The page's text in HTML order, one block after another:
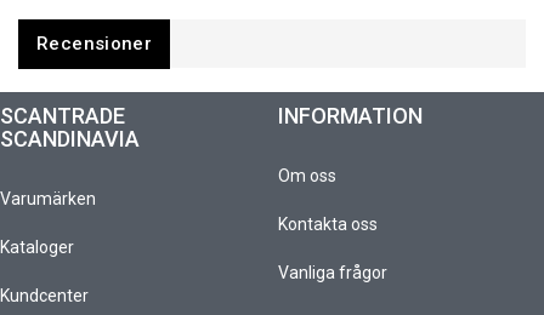
Recensioner
SCANTRADE
SCANDINAVIA
Varumärken
Kataloger
Kundcenter
INFORMATION
Om oss
Kontakta oss
Vanliga frågor